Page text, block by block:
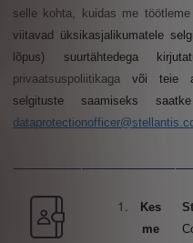
selle kohta, kuidas me töötleme
viitavad üksikasjalikumatele
lõpus) suurtähtedega
privaatsuspoliitikaga või teie
selgituste saamiseks
Kes
me